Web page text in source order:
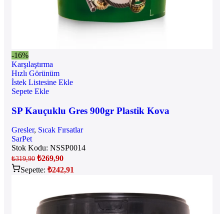
-16%
Karşılaştırma
Hızlı Görünüm
İstek Listesine Ekle
Sepete Ekle
SP Kauçuklu Gres 900gr Plastik Kova
Gresler, Sıcak Fırsatlar
SarPet
Stok Kodu: NSSP0014
₺319,90 ₺269,90
Sepette: ₺242,91